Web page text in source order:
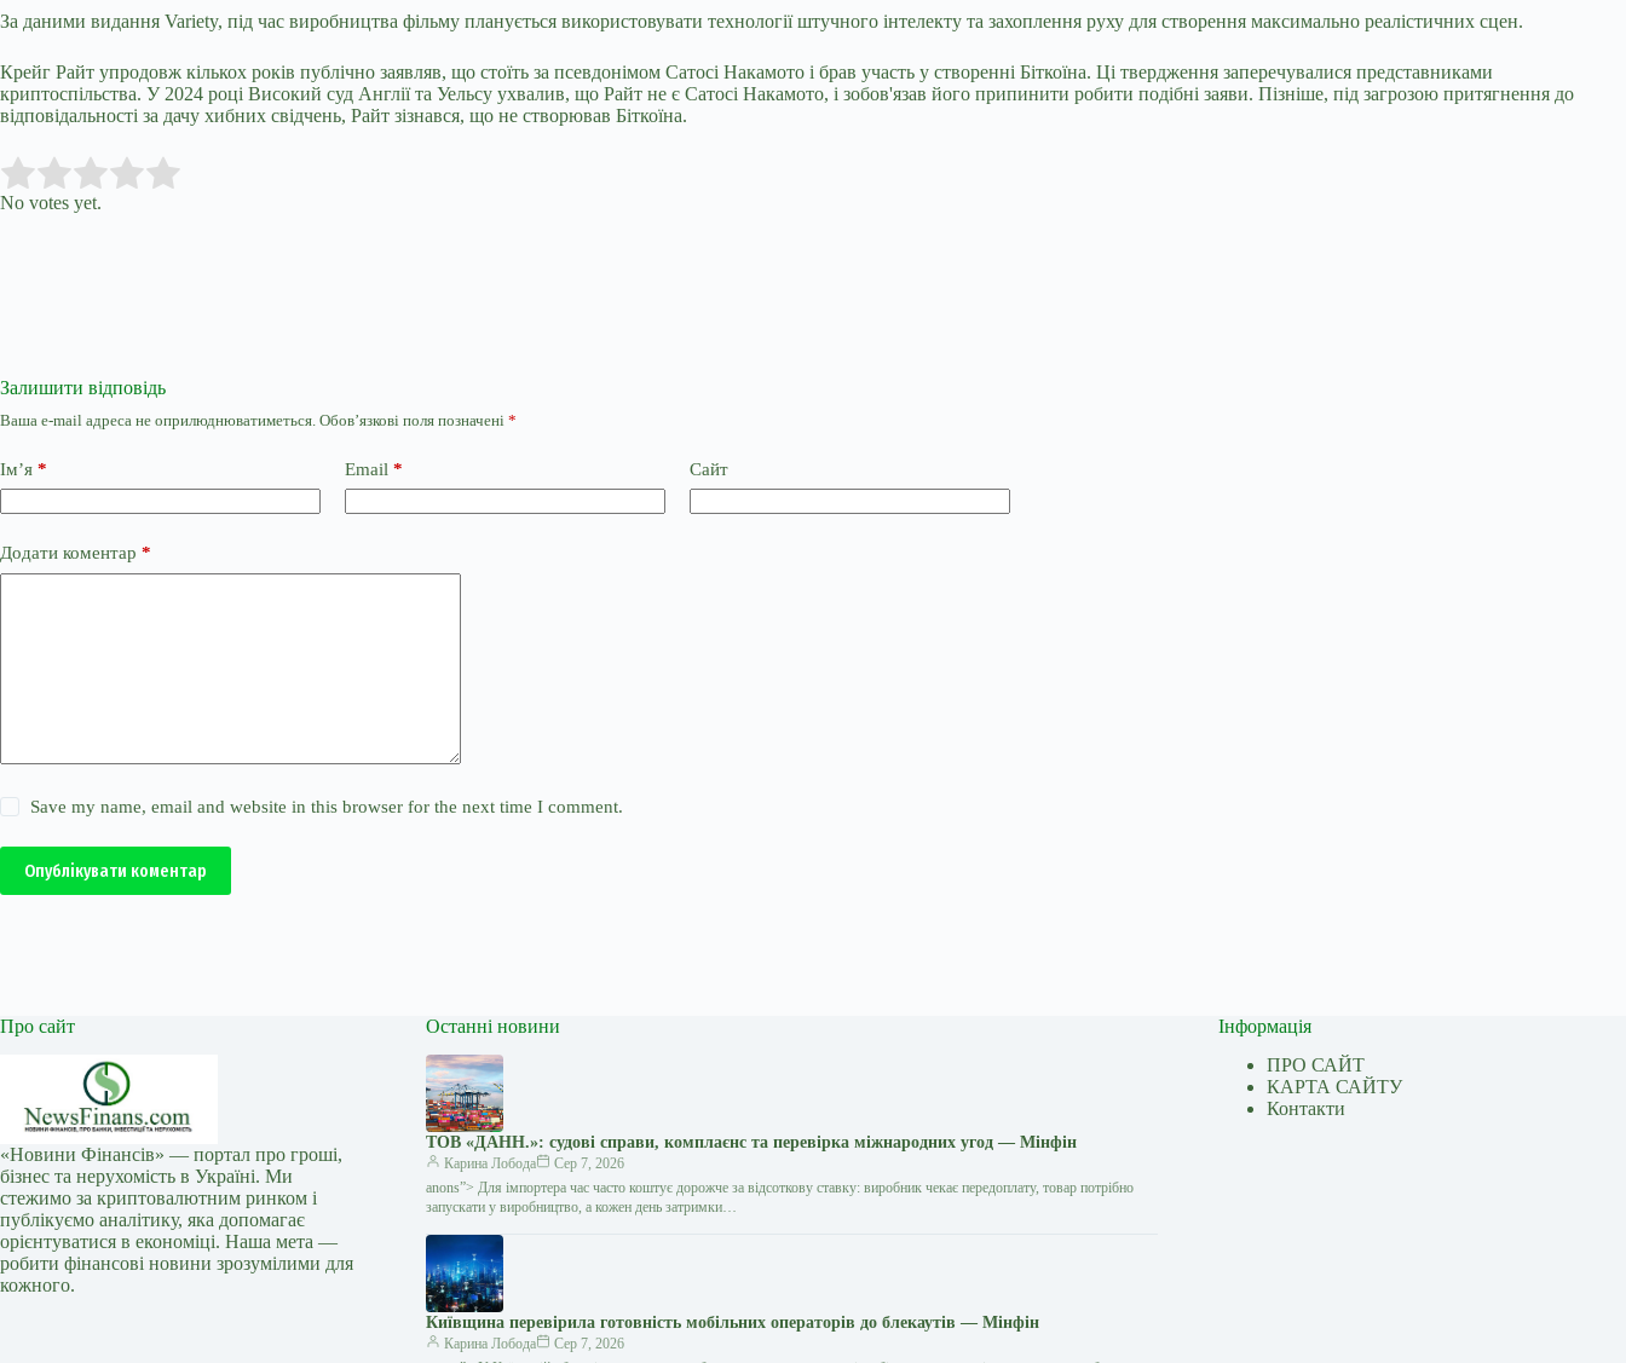
За даними видання Variety, під час виробництва фільму планується використовувати технології штучного інтелекту та захоплення руху для створення максимально реалістичних сцен.
Крейг Райт упродовж кількох років публічно заявляв, що стоїть за псевдонімом Сатосі Накамото і брав участь у створенні Біткоїна. Ці твердження заперечувалися представниками
криптоспільства. У 2024 році Високий суд Англії та Уельсу ухвалив, що Райт не є Сатосі Накамото, і зобов'язав його припинити робити подібні заяви. Пізніше, під загрозою притягнення до
відповідальності за дачу хибних свідчень, Райт зізнався, що не створював Біткоїна.
Rate this item:
No votes yet.
Залишити відповідь
Ваша e-mail адреса не оприлюднюватиметься. Обов’язкові поля позначені *
Ім’я * Email * Сайт
Додати коментар *
Save my name, email and website in this browser for the next time I comment.
Опублікувати коментар
Про сайт
«Новини Фінансів» — портал про гроші,
бізнес та нерухомість в Україні. Ми
стежимо за криптовалютним ринком і
публікуємо аналітику, яка допомагає
орієнтуватися в економіці. Наша мета —
робити фінансові новини зрозумілими для
кожного.
Останні новини
ТОВ «ДАНН.»: судові справи, комплаєнс та перевірка міжнародних угод — Мінфін
Карина Лобода
Сер 7, 2026
anons”> Для імпортера час часто коштує дорожче за відсоткову ставку: виробник чекає передоплату, товар потрібно
запускати у виробництво, а кожен день затримки…
Київщина перевірила готовність мобільних операторів до блекаутів — Мінфін
Карина Лобода
Сер 7, 2026
Інформація
ПРО САЙТ
КАРТА САЙТУ
Контакти